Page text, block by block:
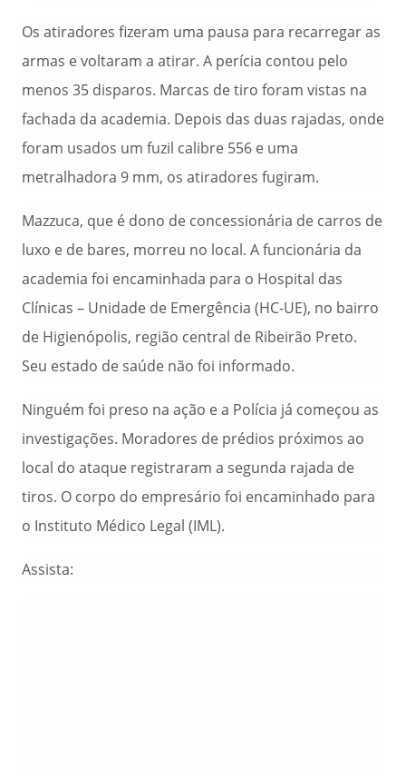
Os atiradores fizeram uma pausa para recarregar as
armas e voltaram a atirar. A perícia contou pelo
menos 35 disparos. Marcas de tiro foram vistas na
fachada da academia. Depois das duas rajadas, onde
foram usados um fuzil calibre 556 e uma
metralhadora 9 mm, os atiradores fugiram.
Mazzuca, que é dono de concessionária de carros de
luxo e de bares, morreu no local. A funcionária da
academia foi encaminhada para o Hospital das
Clínicas – Unidade de Emergência (HC-UE), no bairro
de Higienópolis, região central de Ribeirão Preto.
Seu estado de saúde não foi informado.
Ninguém foi preso na ação e a Polícia já começou as
investigações. Moradores de prédios próximos ao
local do ataque registraram a segunda rajada de
tiros. O corpo do empresário foi encaminhado para
o Instituto Médico Legal (IML).
Assista: